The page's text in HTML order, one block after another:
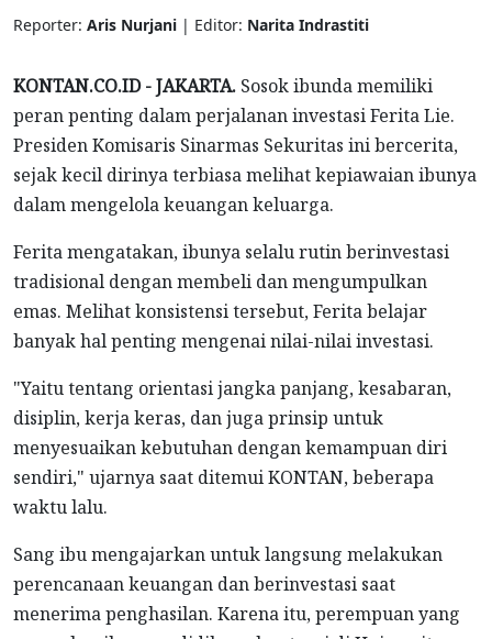
Reporter: Aris Nurjani | Editor: Narita Indrastiti
KONTAN.CO.ID - JAKARTA. Sosok ibunda memiliki
peran penting dalam perjalanan investasi Ferita Lie.
Presiden Komisaris Sinarmas Sekuritas ini bercerita,
sejak kecil dirinya terbiasa melihat kepiawaian ibunya
dalam mengelola keuangan keluarga.
Ferita mengatakan, ibunya selalu rutin berinvestasi
tradisional dengan membeli dan mengumpulkan
emas. Melihat konsistensi tersebut, Ferita belajar
banyak hal penting mengenai nilai-nilai investasi.
"Yaitu tentang orientasi jangka panjang, kesabaran,
disiplin, kerja keras, dan juga prinsip untuk
menyesuaikan kebutuhan dengan kemampuan diri
sendiri," ujarnya saat ditemui KONTAN, beberapa
waktu lalu.
Sang ibu mengajarkan untuk langsung melakukan
perencanaan keuangan dan berinvestasi saat
menerima penghasilan. Karena itu, perempuan yang